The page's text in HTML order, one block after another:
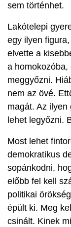
sem történhet.
Lakótelepi
egy ilyen
elvette a
a homokozóba,
meggyőzni.
nem az övé.
magát. Az ilyen
lehet legyőzni.
Most lehet
demokratikus
sopánkodni,
előbb fel kell
politikai
épült ki. Meg
csinált. Kinek